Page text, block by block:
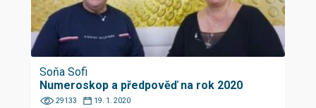
Soňa Sofi
Numeroskop a předpověď na rok 2020
29133 19. 1. 2020